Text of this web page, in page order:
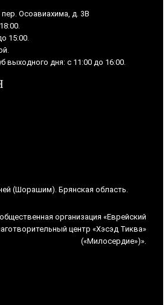
пер. Осоавиахима, д. 3В
15:00.
выходного дня: с 11:00 до 16:00.
(Шорашим). Брянская область.
организация «Еврейский
центр «Хэсэд Тиква»
(«Милосердие»)».